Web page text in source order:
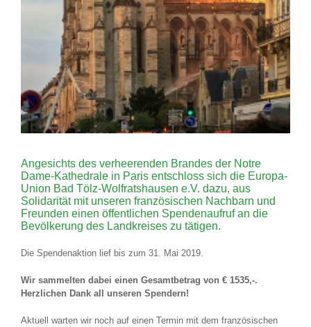
Angesichts des verheerenden Brandes der Notre
Dame-Kathedrale in Paris entschloss sich die Europa-
Union Bad Tölz-Wolfratshausen e.V. dazu, aus
Solidarität mit unseren französischen Nachbarn und
Freunden einen öffentlichen Spendenaufruf an die
Bevölkerung des Landkreises zu tätigen.
Die Spendenaktion lief bis zum 31. Mai 2019.
Wir sammelten dabei einen Gesamtbetrag von € 1535,-.
Herzlichen Dank all unseren Spendern!
Aktuell warten wir noch auf einen Termin mit dem französischen